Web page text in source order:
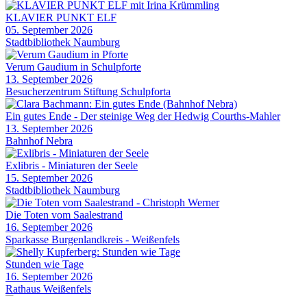
KLAVIER PUNKT ELF
05. September 2026
Stadtbibliothek Naumburg
Verum Gaudium in Schulpforte
13. September 2026
Besucherzentrum Stiftung Schulpforta
Ein gutes Ende - Der steinige Weg der Hedwig Courths-Mahler
13. September 2026
Bahnhof Nebra
Exlibris - Miniaturen der Seele
15. September 2026
Stadtbibliothek Naumburg
Die Toten vom Saalestrand
16. September 2026
Sparkasse Burgenlandkreis - Weißenfels
Stunden wie Tage
16. September 2026
Rathaus Weißenfels